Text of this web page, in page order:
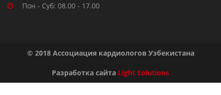
Пон - Суб: 08.00 - 17.00
© 2018 Ассоциация кардиологов Узбекистана
Разработка сайта Light Solutions